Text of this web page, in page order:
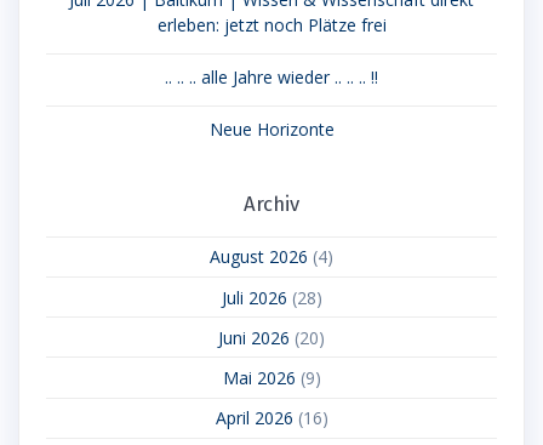
erleben: jetzt noch Plätze frei
.. .. .. alle Jahre wieder .. .. .. !!
Neue Horizonte
Archiv
August 2026 (4)
Juli 2026 (28)
Juni 2026 (20)
Mai 2026 (9)
April 2026 (16)